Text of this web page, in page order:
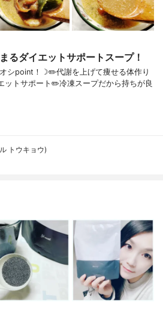
るダイエットサポートスープ！
シpoint！☽✏️代謝を上げて痩せる体作り
ットサポート✏️冷凍スープだから持ちが良
トウキョウ)